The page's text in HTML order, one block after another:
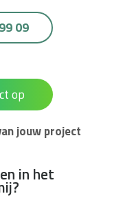
09
op
jouw project
in het